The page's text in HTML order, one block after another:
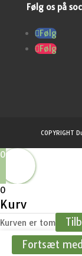
Følg os på
Følg
Følg
COPYRIGHT
0
0
Kurv
Kurven er tom
Fortsæt